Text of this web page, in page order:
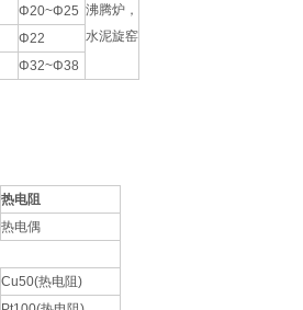
沸腾炉，
水泥旋窑
Φ20~Φ25
Φ22
Φ32~Φ38
热电阻
热电偶
Cu50(热电阻)